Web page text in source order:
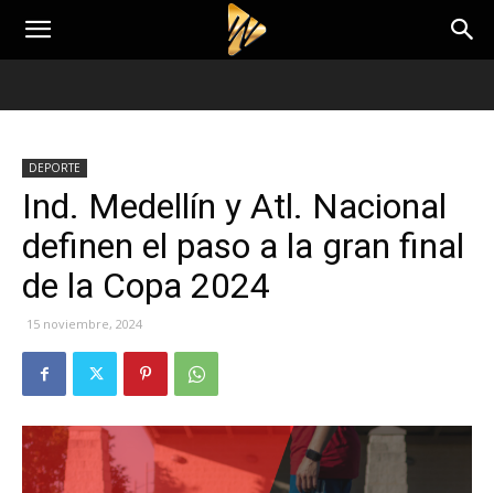
DEPORTE
Ind. Medellín y Atl. Nacional
definen el paso a la gran final
de la Copa 2024
15 noviembre, 2024